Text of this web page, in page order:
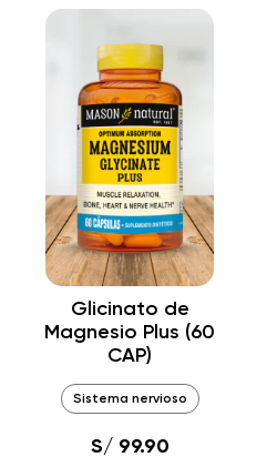
Glicinato de
Magnesio Plus (60
CAP)
Sistema nervioso
S/ 99.90